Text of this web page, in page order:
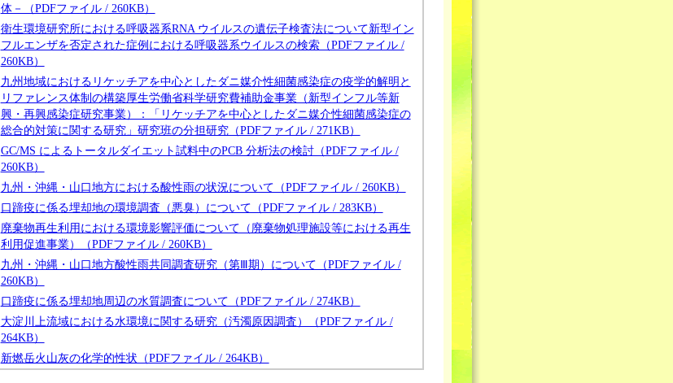
体－（PDFファイル / 260KB）
衛生環境研究所における呼吸器系RNA ウイルスの遺伝子検査法について新型イン
フルエンザを否定された症例における呼吸器系ウイルスの検索（PDFファイル /
260KB）
九州地域におけるリケッチアを中心としたダニ媒介性細菌感染症の疫学的解明と
リファレンス体制の構築厚生労働省科学研究費補助金事業（新型インフル等新
興・再興感染症研究事業）：「リケッチアを中心としたダニ媒介性細菌感染症の
総合的対策に関する研究」研究班の分担研究（PDFファイル / 271KB）
GC/MS によるトータルダイエット試料中のPCB 分析法の検討（PDFファイル /
260KB）
九州・沖縄・山口地方における酸性雨の状況について（PDFファイル / 260KB）
口蹄疫に係る埋却地の環境調査（悪臭）について（PDFファイル / 283KB）
廃棄物再生利用における環境影響評価について（廃棄物処理施設等における再生
利用促進事業）（PDFファイル / 260KB）
九州・沖縄・山口地方酸性雨共同調査研究（第Ⅲ期）について（PDFファイル /
260KB）
口蹄疫に係る埋却地周辺の水質調査について（PDFファイル / 274KB）
大淀川上流域における水環境に関する研究（汚濁原因調査）（PDFファイル /
264KB）
新燃岳火山灰の化学的性状（PDFファイル / 264KB）